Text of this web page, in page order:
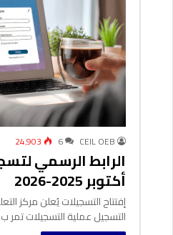
CEIL OEB
6 24٬903
الرابط الرسمي
أكتوبر 2025-2026
إفتتاح التسجيلات يُعلن مركز
التسجيل عملية التسجيلات تمر